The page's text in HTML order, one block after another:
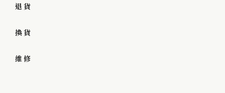
退貨
換貨
維修